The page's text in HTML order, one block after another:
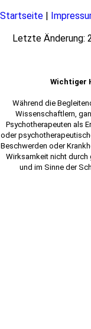
Startseite
Letzte Änderung:
Wichtiger
Während die
Wissenschaftlern,
Psychotherapeuten als
oder
Beschwerden oder
Wirksamkeit nicht
und im Sinne der